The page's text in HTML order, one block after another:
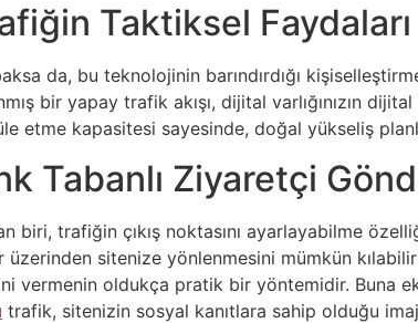
Taktiksel Faydaları
da, bu teknolojinin barındırdığı
bir yapay trafik akışı, dijital varlığınızın
etme kapasitesi sayesinde, doğal yükseliş
Tabanlı Ziyaretçi
biri, trafiğin çıkış noktasını ayarlayabilme
sitenize yönlenmesini mümkün
vermenin oldukça pratik bir yöntemidir. Buna
trafik, sitenizin sosyal kanıtlara sahip olduğu